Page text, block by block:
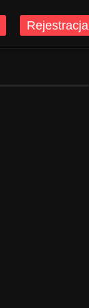
Rejestracja